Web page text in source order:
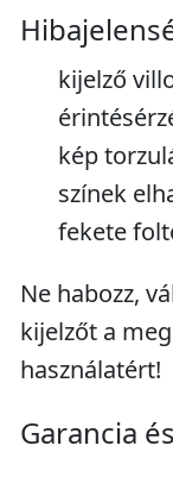
kijelző
kép
színek
fekete
Ne habozz,
kijelzőt a
használatért!
Garancia